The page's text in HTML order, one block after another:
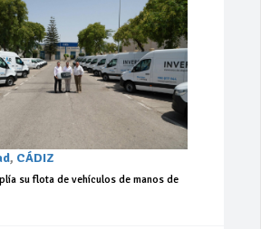
, CÁDIZ
su flota de vehículos de manos de